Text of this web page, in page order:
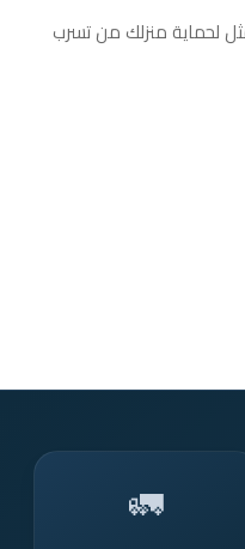
لحماية منزلك من تسرب
🚛